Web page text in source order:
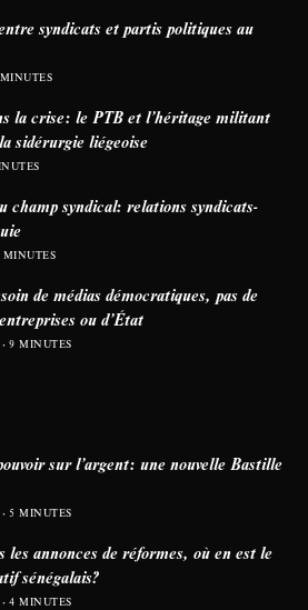
syndicats et partis politiques au
la crise: le PTB et l’héritage militant
sidérurgie liégeoise
champ syndical: relations syndicats-
MINUTES
de médias démocratiques, pas de
ou d’État
9 MINUTES
sur l’argent: une nouvelle Bastille
5 MINUTES
les annonces de réformes, où en est le
sénégalais?
4 MINUTES